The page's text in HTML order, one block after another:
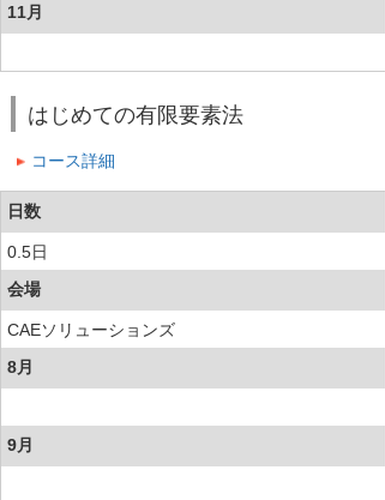
11月
はじめての有限要素法
コース詳細
日数
0.5日
会場
CAEソリューションズ
8月
9月